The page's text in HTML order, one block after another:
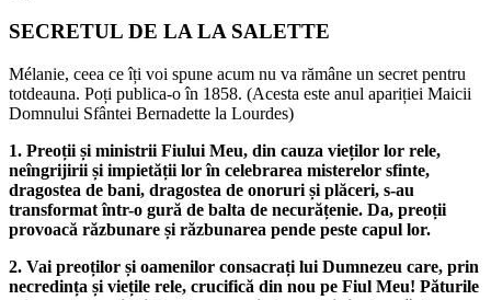
SECRETUL DE LA LA SALETTE
Mélanie, ceea ce îți voi spune acum nu va rămâne un secret pentru
totdeauna. Poți publica-o în 1858. (Acesta este anul apariției Maicii
Domnului Sfântei Bernadette la Lourdes)
1. Preoții și ministrii Fiului Meu, din cauza vieților lor rele,
neîngrijirii și impietății lor în celebrarea misterelor sfinte,
dragostea de bani, dragostea de onoruri și plăceri, s-au
transformat într-o gură de balta de necurățenie. Da, preoții
provoacă răzbunare și răzbunarea pende peste capul lor.
2. Vai preoților și oamenilor consacrați lui Dumnezeu care, prin
necredința și viețile rele, crucifică din nou pe Fiul Meu! Păturile